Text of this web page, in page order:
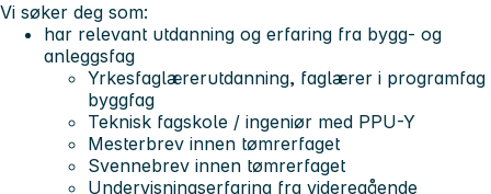
Vi søker deg som:
har relevant utdanning og erfaring fra bygg- og
anleggsfag
Yrkesfaglærerutdanning, faglærer i programfag
byggfag
Teknisk fagskole / ingeniør med PPU-Y
Mesterbrev innen tømrerfaget
Svennebrev innen tømrerfaget
Undervisningserfaring fra videregående